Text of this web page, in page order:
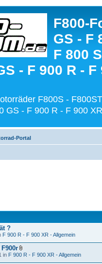
F800-
GS - F
F 800
- F 900 R - F
F800S -
GS - F 900 R - F 900
Portal
?
F 900 R - F 900 XR - Allgemein
in F 900 R - F 900 XR - Allgemein